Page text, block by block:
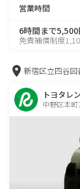
営業時間
6時間まで
免責補償制度
新宿区立四谷図
トヨタレ
中野区本町